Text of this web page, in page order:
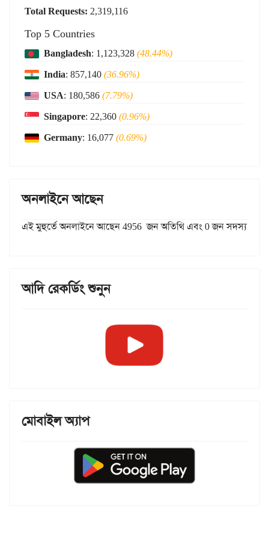
Total Requests: 2,319,116
Top 5 Countries
Bangladesh: 1,123,328(48.44%)
India: 857,140(36.96%)
USA: 180,586(7.79%)
Singapore: 22,360(0.96%)
Germany: 16,077(0.69%)
অনলাইনে আছেন
এই মুহুর্তে অনলাইনে আছেন 4956 জন অতিথি এবং 0 জন সদস্য
আদি রেকর্ডিং শুনুন
মোবাইল অ্যাপ